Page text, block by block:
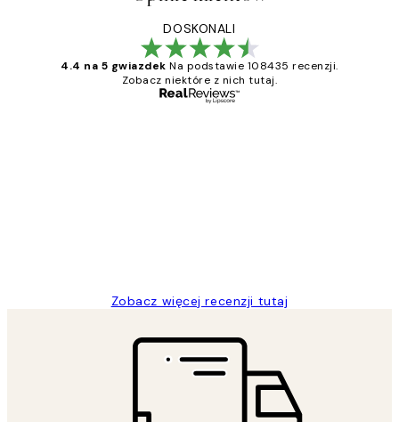
DOSKONALI
4.4 na 5 gwiazdek Na podstawie 108435 recenzji.
Zobacz niektóre z nich tutaj.
Zobacz więcej recenzji tutaj